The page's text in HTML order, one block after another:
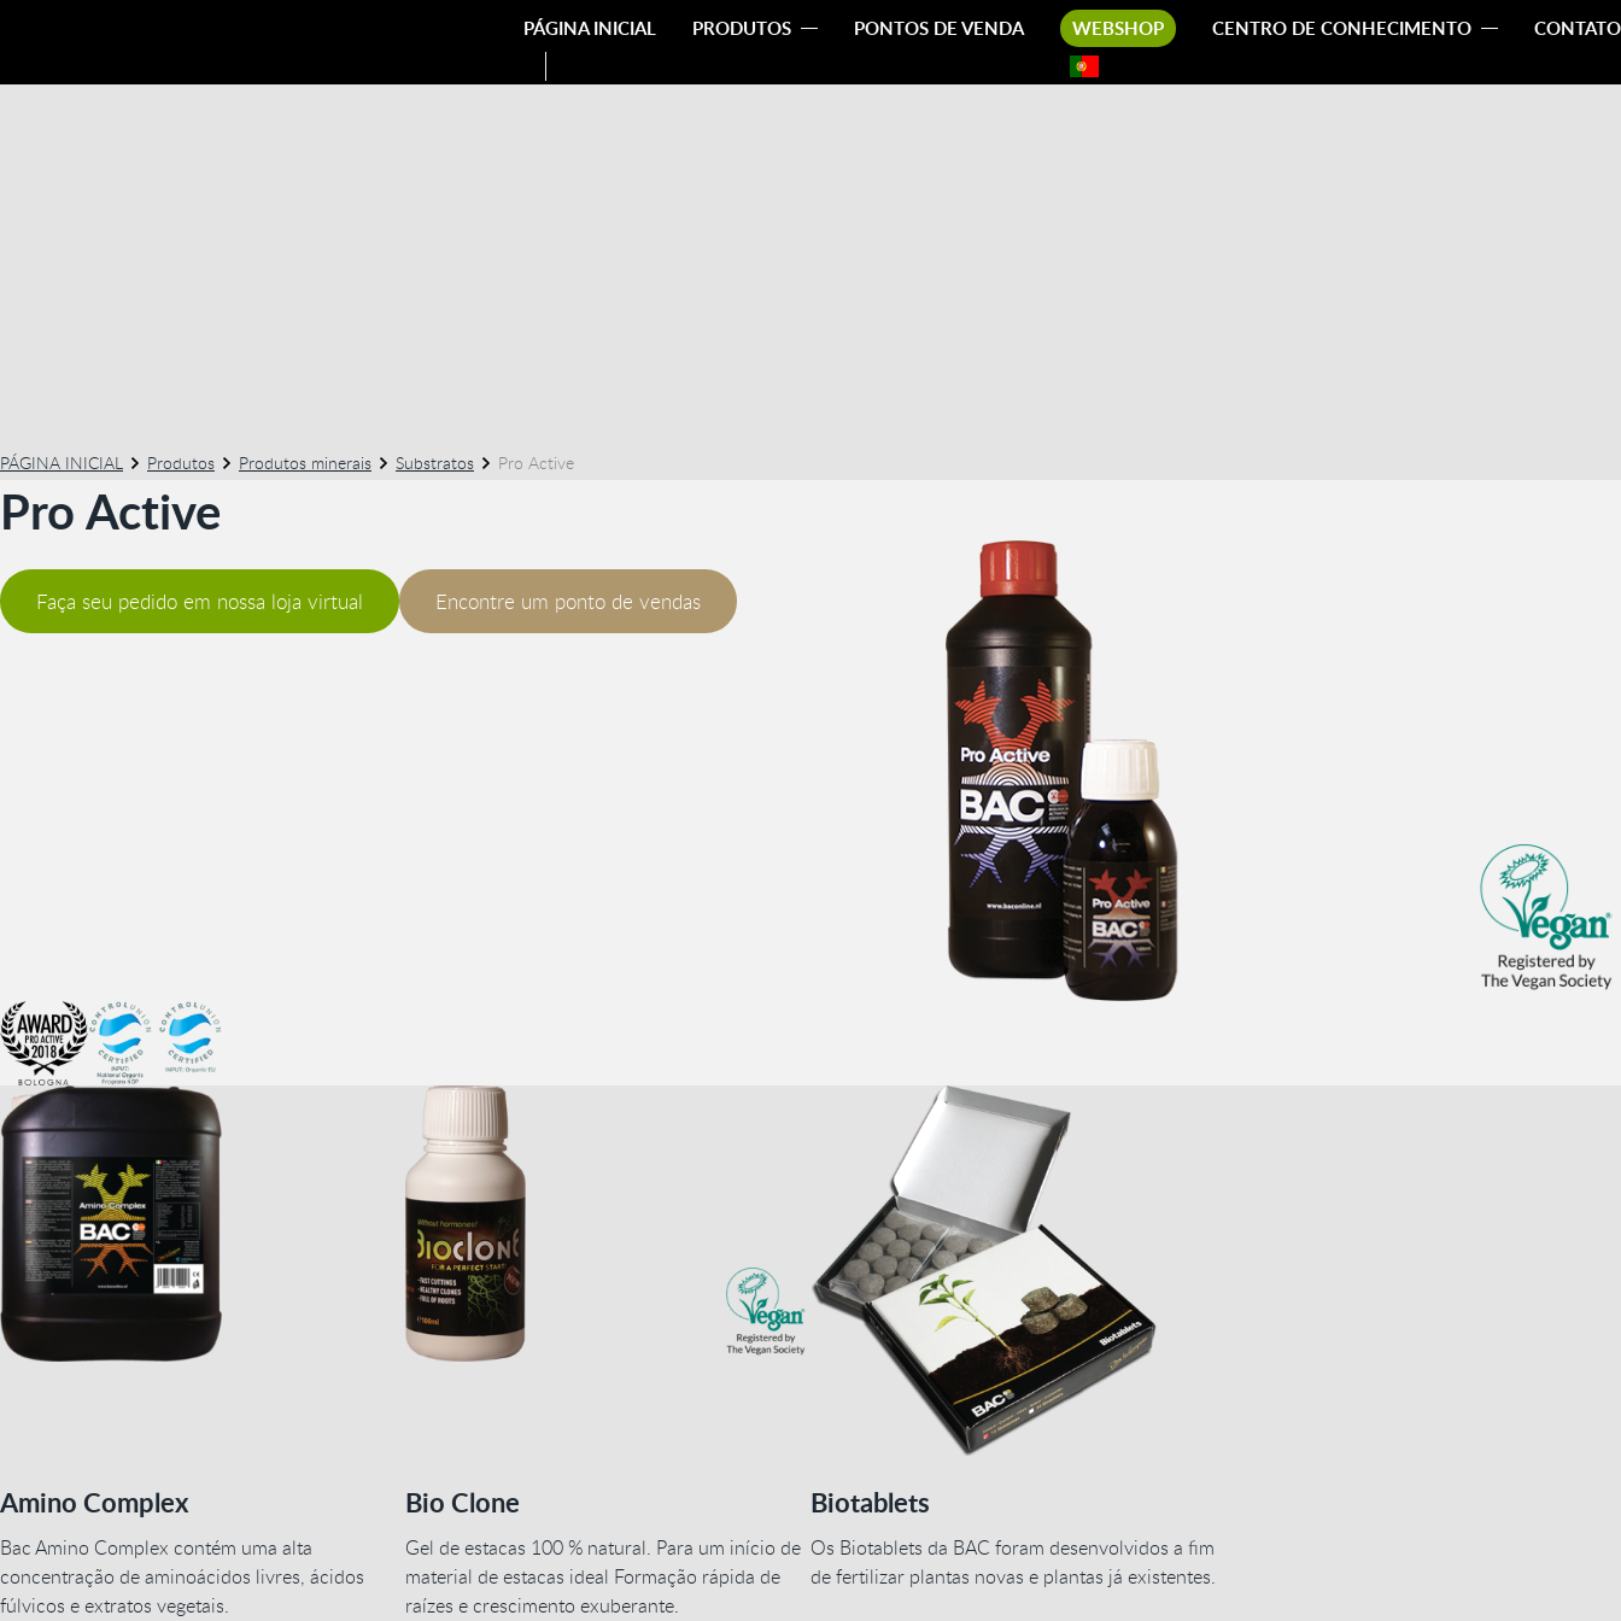
PÁGINA INICIAL PRODUTOS PONTOS DE VENDA WEBSHOP CENTRO DE CONHECIMENTO CONTATO
PÁGINA INICIAL Produtos Produtos minerais Substratos Pro Active
Pro Active
Faça seu pedido em nossa loja virtual Encontre um ponto de vendas
Amino Complex
Bac Amino Complex contém uma alta
concentração de aminoácidos livres, ácidos
fúlvicos e extratos vegetais.
Bio Clone
Gel de estacas 100 % natural. Para um início de
material de estacas ideal Formação rápida de
raízes e crescimento exuberante.
Biotablets
Os Biotablets da BAC foram desenvolvidos a fim
de fertilizar plantas novas e plantas já existentes.